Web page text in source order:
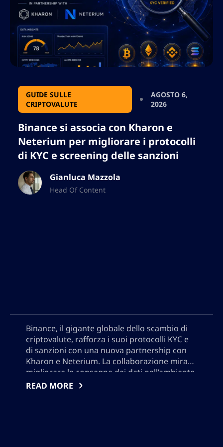
GUIDE SULLE
CRIPTOVALUTE
AGOSTO 6,
2026
Binance si associa con Kharon e
Neterium per migliorare i protocolli
di KYC e screening delle sanzioni
Gianluca Mazzola
Head Of Content
Binance, il gigante globale dello scambio di
criptovalute, rafforza i suoi protocolli KYC e
di sanzioni con una nuova partnership con
Kharon e Neterium. La collaborazione mira a
migliorare la consegna dei dati nell’ambiente
di screening delle transazioni di Binance e a
READ MORE